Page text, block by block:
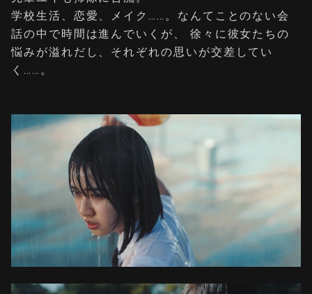
学校生活、恋愛、メイク……。なんてことのない会
話の中で時間は進んでいくが、 徐々に彼女たちの
悩みが溢れだし、それぞれの思いが交差してい
く……。